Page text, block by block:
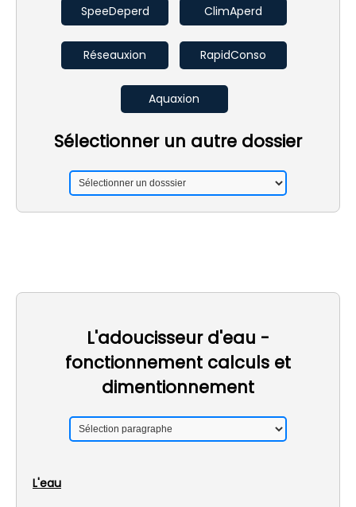
SpeeDeperd ClimAperd
Réseauxion RapidConso
Aquaxion
Sélectionner un autre dossier
L'adoucisseur d'eau -
fonctionnement calculs et
dimentionnement
L'eau